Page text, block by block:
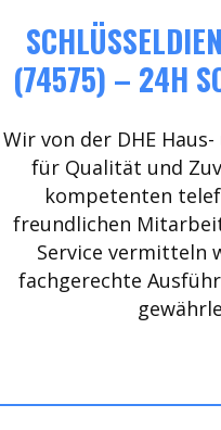
(74575) – 24H
Wir von der DHE
für Qualität und
kompetenten
freundlichen
Service vermitteln
fachgerechte